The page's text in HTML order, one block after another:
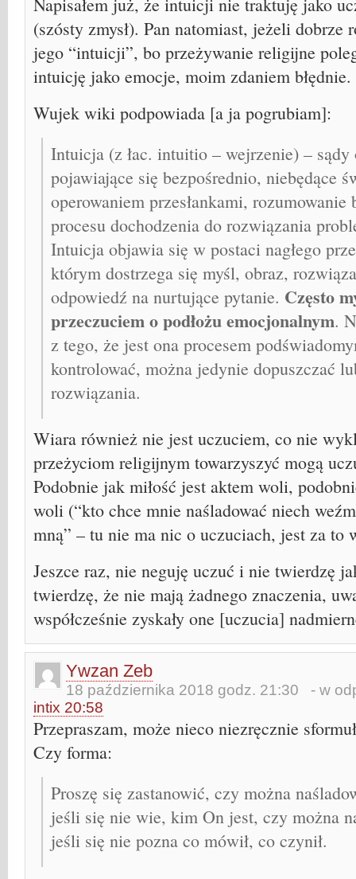
(szósty zmysł). Pan natomiast, jeżeli dobrze
jego “intuicji”, bo przeżywanie religijne
intuicję jako emocje, moim zdaniem błędnie.
Wujek wiki podpowiada [a ja pogrubiam]:
Intuicja (z łac. intuitio – wejrzenie) – sądy
pojawiające się bezpośrednio, niebędące
operowaniem przesłankami, rozumowanie
procesu dochodzenia do rozwiązania
Intuicja objawia się w postaci nagłego
którym dostrzega się myśl, obraz,
odpowiedź na nurtujące pytanie. Często
przeczuciem o podłożu emocjonalnym.
z tego, że jest ona procesem
kontrolować, można jedynie dopuszczać
rozwiązania.
Wiara również nie jest uczuciem, co nie
przeżyciom religijnym towarzyszyć mogą
Podobnie jak miłość jest aktem woli,
woli (“kto chce mnie naśladować niech
mną” – tu nie ma nic o uczuciach, jest za to
Jeszce raz, nie neguję uczuć i nie twierdzę
twierdzę, że nie mają żadnego znaczenia,
współcześnie zyskały one [uczucia]
Ywzan Zeb
18 października 2018 godz. 21:30 - w
intix 20:58
Przepraszam, może nieco niezręcznie
Czy forma:
Proszę się zastanowić, czy można
jeśli się nie wie, kim On jest, czy można
jeśli się nie pozna co mówił, co czynił.